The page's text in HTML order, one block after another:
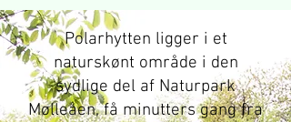
Polarhytten ligger i et
naturskønt område i den
sydlige del af Naturpark
Mølleåen, få minutters gang fra